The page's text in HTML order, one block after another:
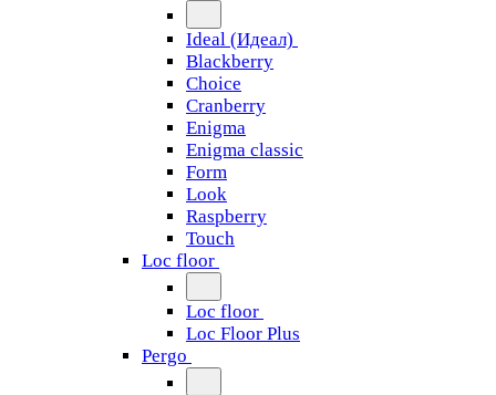
Ideal (Идеал)
Blackberry
Choice
Cranberry
Enigma
Enigma classic
Form
Look
Raspberry
Touch
Loc floor
Loc floor
Loc Floor Plus
Pergo